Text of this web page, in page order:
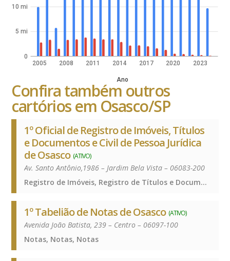
2005 2008 2011 2014 2017 2020 2023
Ano
0
5 mi
10 mi
Confira também outros
cartórios em Osasco/SP
1º Oficial de Registro de Imóveis, Títulos
e Documentos e Civil de Pessoa Jurídica
de Osasco (ATIVO)
Av. Santo Antônio,1986 – Jardim Bela Vista – 06083-200
Registro de Imóveis, Registro de Títulos e Documentos e Civis das Pessoas Jurídicas, Registro de Imóveis, Registro de Títulos e Documentos e Civis das Pessoas Jurídicas, Registro de Imóveis, Registro de Títulos e Documentos e Civis das Pessoas Jurídicas
1º Tabelião de Notas de Osasco (ATIVO)
Avenida João Batista, 239 – Centro – 06097-100
Notas, Notas, Notas